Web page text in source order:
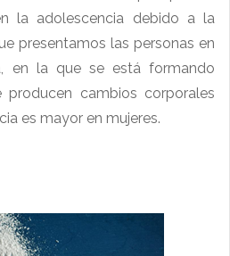
la adolescencia debido a la
presentamos las personas en
en la que se está formando
cambios corporales
es mayor en mujeres.